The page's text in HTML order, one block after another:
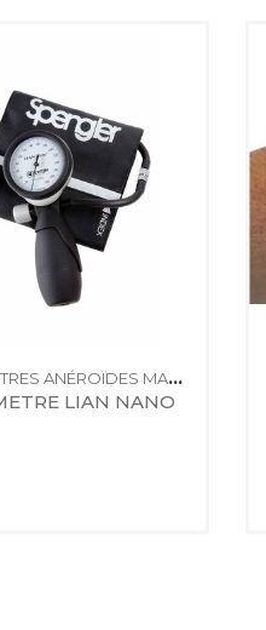
TENSIOMÈTRES ANÉROÏDES MANOPOIRES
LIAN NANO